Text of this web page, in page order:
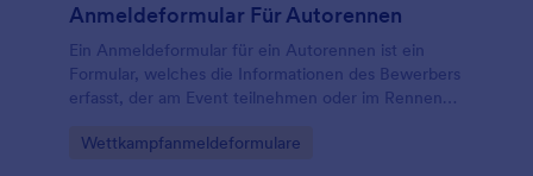
Anmeldeformular Für Autorennen
Ein Anmeldeformular für ein Autorennen ist ein
Formular, welches die Informationen des Bewerbers
erfasst, der am Event teilnehmen oder im Rennen
Details des Autos ab und kann durch das Einbinden
Go to Category:
Wettkampfanmeldeformulare